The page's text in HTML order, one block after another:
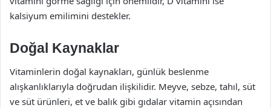
kalsiyum emilimini destekler.
Doğal Kaynaklar
Vitaminlerin doğal kaynakları, günlük beslenme
alışkanlıklarıyla doğrudan ilişkilidir. Meyve, sebze, tahıl, süt
ve süt ürünleri, et ve balık gibi gıdalar vitamin açısından